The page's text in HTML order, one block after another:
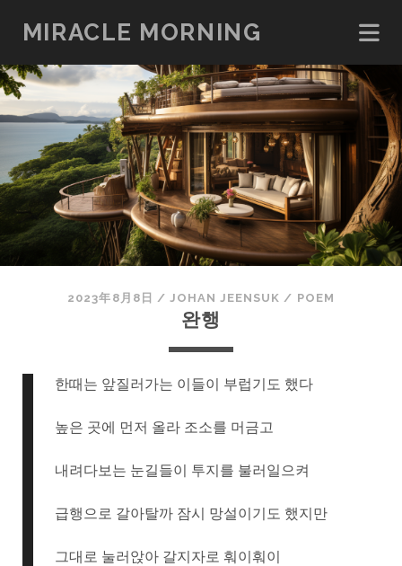
MIRACLE MORNING
2023年8月8日 / JOHAN JEENSUK / POEM
완행
한때는 앞질러가는 이들이 부럽기도 했다
높은 곳에 먼저 올라 조소를 머금고
내려다보는 눈길들이 투지를 불러일으켜
급행으로 갈아탈까 잠시 망설이기도 했지만
그대로 눌러앉아 갈지자로 훠이훠이